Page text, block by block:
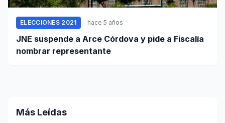
ELECCIONES 2021 hace 5 años
JNE suspende a Arce Córdova y pide a Fiscalía
nombrar representante
Más Leídas